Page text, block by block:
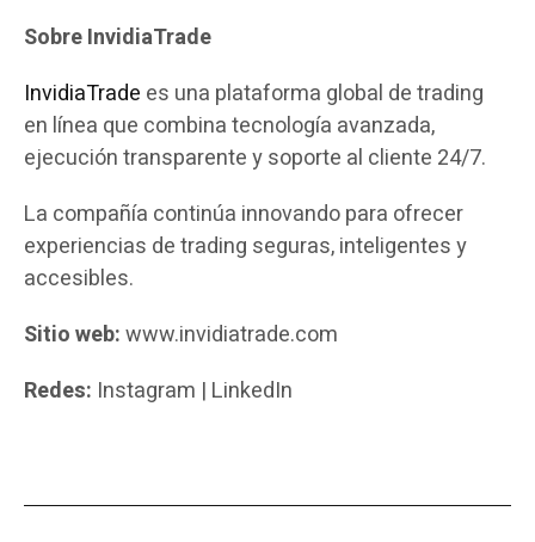
Sobre InvidiaTrade
InvidiaTrade es una plataforma global de trading
en línea que combina tecnología avanzada,
ejecución transparente y soporte al cliente 24/7.
La compañía continúa innovando para ofrecer
experiencias de trading seguras, inteligentes y
accesibles.
Sitio web:www.invidiatrade.com
Redes: Instagram | LinkedIn